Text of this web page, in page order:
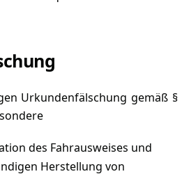
Urkundenfälschung gemäß §
des Fahrausweises und
Herstellung von